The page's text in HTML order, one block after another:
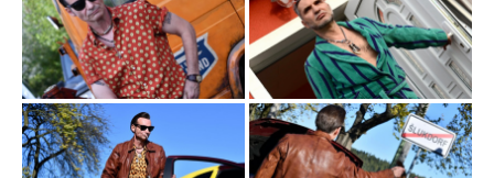
Jaroslav Róna (Tlusťoch)
Aleš Najbrt (gangster) a další
Děj filmu Bourák
Ivan Trojan v roli Bouráka, věčného frajera, kterému teče do
baráku i do života a jeho rodina ho už má plný zuby.